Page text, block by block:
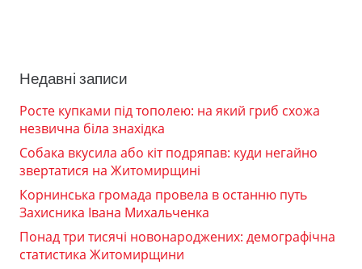
Недавні записи
Росте купками під тополею: на який гриб схожа
незвична біла знахідка
Собака вкусила або кіт подряпав: куди негайно
звертатися на Житомирщині
Корнинська громада провела в останню путь
Захисника Івана Михальченка
Понад три тисячі новонароджених: демографічна
статистика Житомирщини